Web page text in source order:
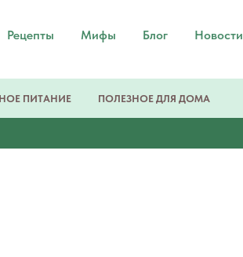
Рецепты Мифы Блог Новости
ПИТАНИЕ ПОЛЕЗНОЕ ДЛЯ ДОМА